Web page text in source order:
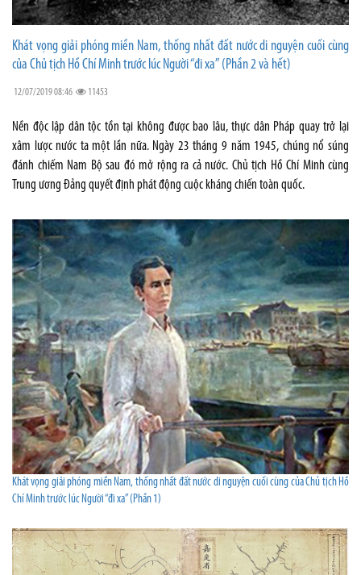
Khát vọng giải phóng miền Nam, thống nhất đất nước di nguyện cuối cùng
của Chủ tịch Hồ Chí Minh trước lúc Người “đi xa” (Phần 2 và hết)
12/07/2019 08:46 11453
Nền độc lập dân tộc tồn tại không được bao lâu, thực dân Pháp quay trở lại
xâm lược nước ta một lần nữa. Ngày 23 tháng 9 năm 1945, chúng nổ súng
đánh chiếm Nam Bộ sau đó mở rộng ra cả nước. Chủ tịch Hồ Chí Minh cùng
Trung ương Đảng quyết định phát động cuộc kháng chiến toàn quốc.
Khát vọng giải phóng miền Nam, thống nhất đất nước di nguyện cuối cùng của Chủ tịch Hồ
Chí Minh trước lúc Người “đi xa” (Phần 1)